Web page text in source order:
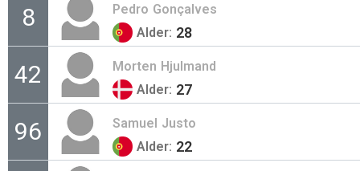
8 Pedro Gonçalves
Alder: 28
42 Morten Hjulmand
Alder: 27
96 Samuel Justo
Alder: 22